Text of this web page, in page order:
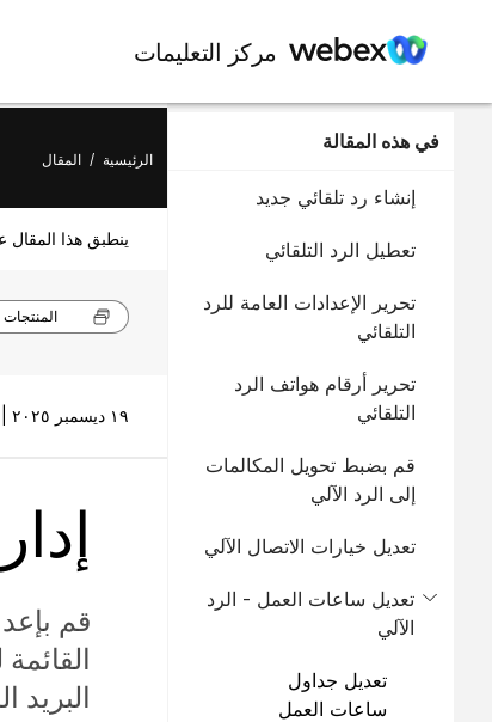
مركز التعليمات
في هذه المقالة
إنشاء رد تلقائي جديد
تعطيل الرد التلقائي
تحرير الإعدادات العامة للرد
التلقائي
تحرير أرقام هواتف الرد
التلقائي
قم بضبط تحويل المكالمات
إلى الرد الآلي
تعديل خيارات الاتصال الآلي
تعديل ساعات العمل - الرد
الآلي
تعديل جداول
ساعات العمل
الرئيسية / المقال
ينطبق هذا المقال
المنتجات
١٩ ديسمبر ٢٠٢٥ |
قم